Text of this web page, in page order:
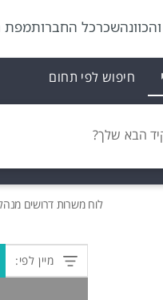
שכרכל החברותמפת
חיפוש לפי תחום
הבא שלך?
לוח משרות דרושים
מיין לפי: